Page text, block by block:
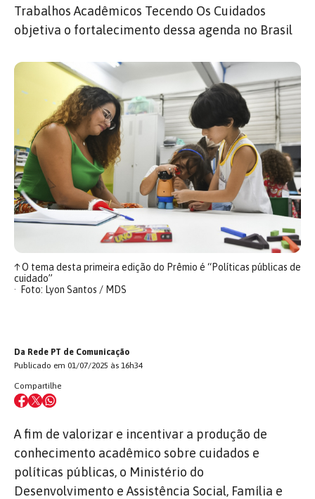
Trabalhos Acadêmicos Tecendo Os Cuidados
objetiva o fortalecimento dessa agenda no Brasil
↑O tema desta primeira edição do Prêmio é “Políticas públicas de
cuidado”
Foto: Lyon Santos / MDS
Da Rede PT de Comunicação
Publicado em 01/07/2025 às 16h34
Compartilhe
A fim de valorizar e incentivar a produção de
conhecimento acadêmico sobre cuidados e
políticas públicas, o Ministério do
Desenvolvimento e Assistência Social, Família e